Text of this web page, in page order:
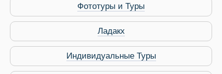
Фототуры и Туры
Ладакх
Индивидуальные Туры